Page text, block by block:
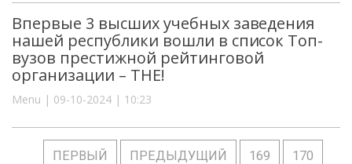
Впервые 3 высших учебных заведения
нашей республики вошли в список Топ-
вузов престижной рейтинговой
организации – THE!
Menu | 09-10-2024 | 10:23
ПЕРВЫЙ ПРЕДЫДУЩИЙ 169 170